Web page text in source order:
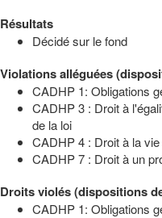
Résultats
Décidé sur le fond
Violations alléguées
CADHP 1: Obligations
CADHP 3 : Droit à
de la loi
CADHP 4 : Droit à la
CADHP 7 : Droit à un
Droits violés (dispositions
CADHP 1: Obligations